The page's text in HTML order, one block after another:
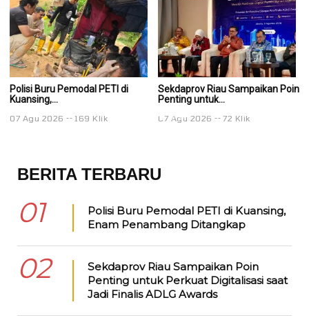
Polisi Buru Pemodal PETI di
Kuansing,...
07 Agu 2026 169 Klik
Sekdaprov Riau Sampaikan Poin
Penting untuk...
07 Agu 2026 72 Klik
BERITA TERBARU
01
Polisi Buru Pemodal PETI di Kuansing,
Enam Penambang Ditangkap
02
Sekdaprov Riau Sampaikan Poin
Penting untuk Perkuat Digitalisasi saat
Jadi Finalis ADLG Awards